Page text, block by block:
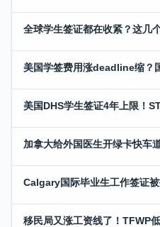
全球学生签证都在收紧？这几
美国学签费用涨deadline缩？
美国DHS学生签证4年上限！
加拿大给外国医生开绿卡快车
Calgary国际毕业生工作签证
移民局又涨工资线了！TFWP